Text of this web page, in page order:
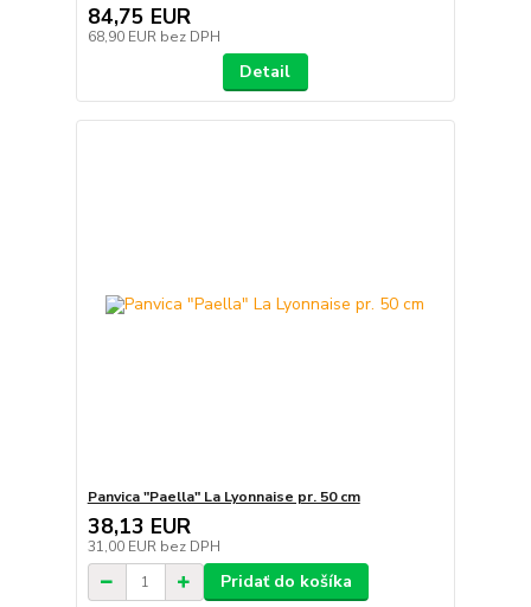
84,75 EUR
68,90 EUR bez DPH
Detail
Panvica "Paella" La Lyonnaise pr. 50 cm
38,13 EUR
31,00 EUR bez DPH
Pridať do košíka